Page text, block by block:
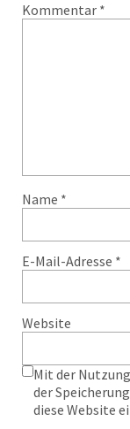
Kommentar *
Name *
E-Mail-Adresse *
Website
Mit der
der
diese Website